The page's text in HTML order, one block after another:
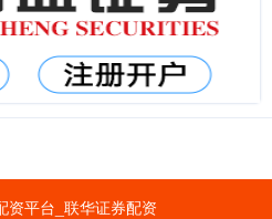
资平台_联华证券配资